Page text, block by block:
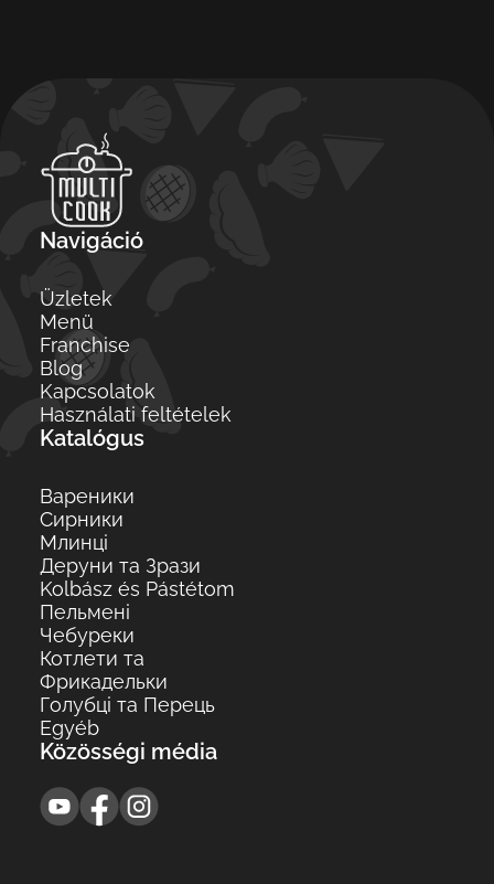
Navigáció
Üzletek
Menü
Franchise
Blog
Kapcsolatok
Használati feltételek
Katalógus
Вареники
Сирники
Млинці
Деруни та Зрази
Kolbász és Pástétom
Пельмені
Чебуреки
Котлети та
Фрикадельки
Голубці та Перець
Egyéb
Közösségi média